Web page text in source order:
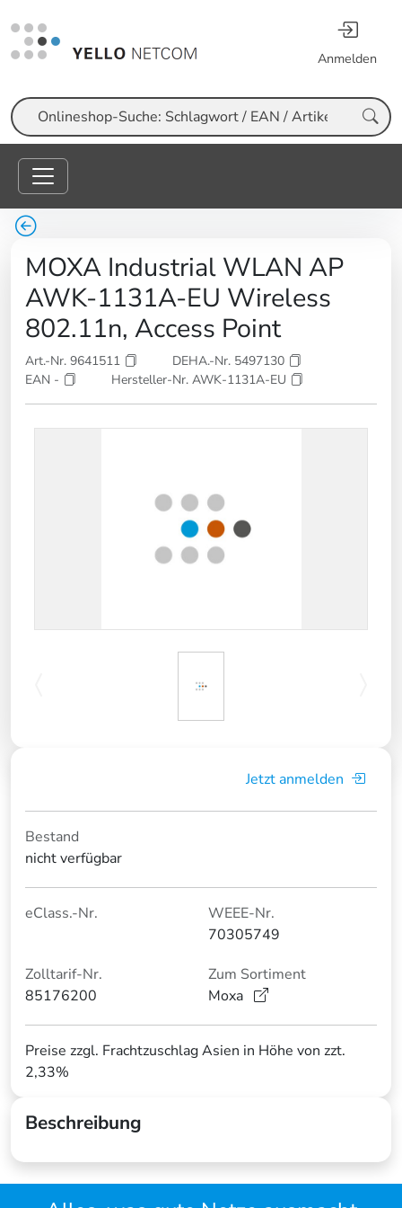
Anmelden
Suche
MOXA Industrial WLAN AP
AWK-1131A-EU Wireless
802.11n, Access Point
Art.-Nr. 9641511
DEHA.-Nr. 5497130
EAN -
Hersteller-Nr. AWK-1131A-EU
Jetzt anmelden
Bestand
nicht verfügbar
eClass.-Nr.
WEEE-Nr.
70305749
Zolltarif-Nr.
85176200
Zum Sortiment
Moxa
Preise zzgl. Frachtzuschlag Asien in Höhe von zzt.
2,33%
Beschreibung